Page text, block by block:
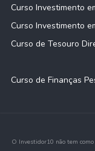
Curso Investimento
Curso Investimento
Curso de Tesouro
Curso de Finanças
O Investidor10 não tem como